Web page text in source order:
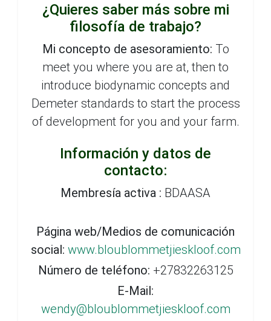
¿Quieres saber más sobre mi
filosofía de trabajo?
Mi concepto de asesoramiento: To
meet you where you are at, then to
introduce biodynamic concepts and
Demeter standards to start the process
of development for you and your farm.
Información y datos de
contacto:
Membresía activa : BDAASA
Página web/Medios de comunicación
social: www.bloublommetjieskloof.com
Número de teléfono: +27832263125
E-Mail:
wendy@bloublommetjieskloof.com